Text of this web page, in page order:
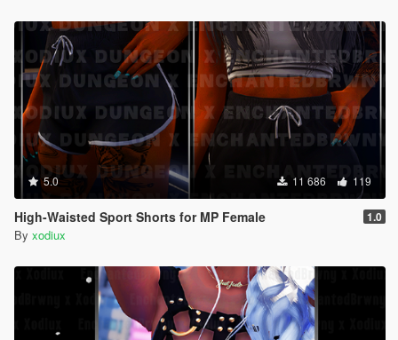
5.0 11 686 119
High-Waisted Sport Shorts for MP Female 1.0
By xodiux